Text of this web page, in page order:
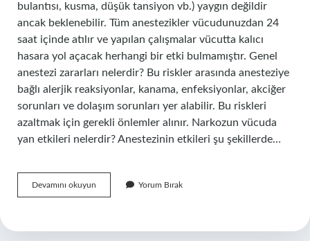
bulantısı, kusma, düşük tansiyon vb.) yaygın değildir
ancak beklenebilir. Tüm anestezikler vücudunuzdan 24
saat içinde atılır ve yapılan çalışmalar vücutta kalıcı
hasara yol açacak herhangi bir etki bulmamıştır. Genel
anestezi zararları nelerdir? Bu riskler arasında anesteziye
bağlı alerjik reaksiyonlar, kanama, enfeksiyonlar, akciğer
sorunları ve dolaşım sorunları yer alabilir. Bu riskleri
azaltmak için gerekli önlemler alınır. Narkozun vücuda
yan etkileri nelerdir? Anestezinin etkileri şu şekillerde…
Devamını okuyun
Anestezi
Mı
Yorum Bırak